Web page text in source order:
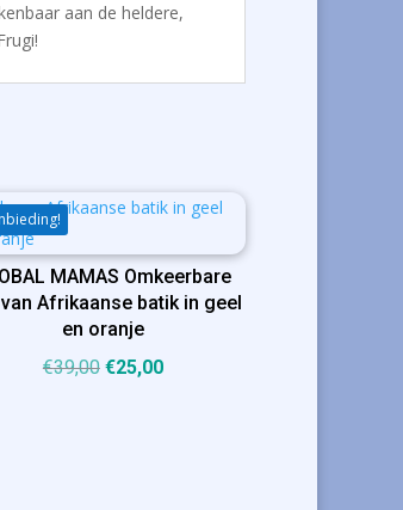
aan de heldere,
MAMAS Omkeerbare
Afrikaanse batik in geel
en oranje
€39,00 Oorspronkelijke
€25,00Huidige